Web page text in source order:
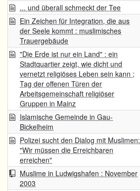
... und überall schmeckt der Tee
Ein Zeichen für Integration, die aus
der Seele kommt : muslimisches
Trauergebäude
"Die Erde ist nur ein Land" : ein
Stadtquartier zeigt, wie dicht und
vernetzt religiöses Leben sein kann ;
Tag der offenen Türen der
Arbeitsgemeinschaft religiöser
Gruppen in Mainz
Islamische Gemeinde in Gau-
Bickelheim
Polizei sucht den Dialog mit Muslimen:
"Wir müssen die Erreichbaren
erreichen"
Muslime in Ludwigshafen : November
2003